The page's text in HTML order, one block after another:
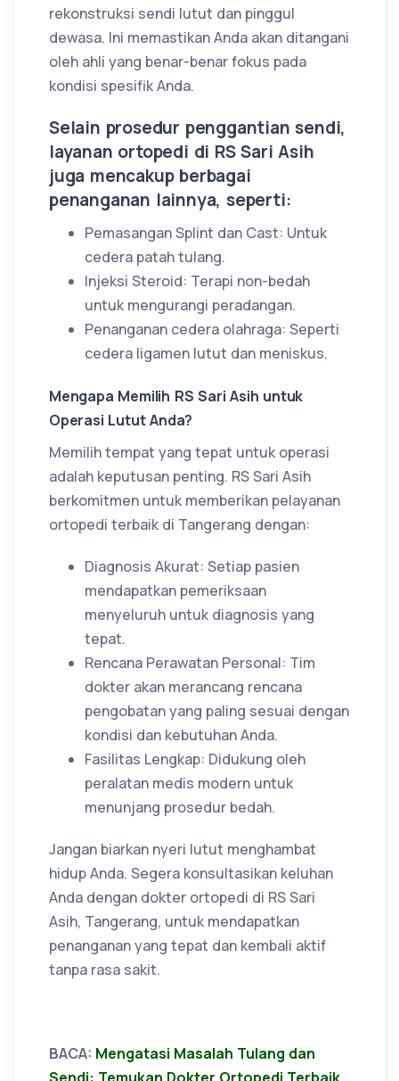
rekonstruksi sendi lutut dan pinggul
dewasa. Ini memastikan Anda akan ditangani
oleh ahli yang benar-benar fokus pada
kondisi spesifik Anda.
Selain prosedur penggantian sendi,
layanan ortopedi di RS Sari Asih
juga mencakup berbagai
penanganan lainnya, seperti:
Pemasangan Splint dan Cast: Untuk
cedera patah tulang.
Injeksi Steroid: Terapi non-bedah
untuk mengurangi peradangan.
Penanganan cedera olahraga: Seperti
cedera ligamen lutut dan meniskus.
Mengapa Memilih RS Sari Asih untuk
Operasi Lutut Anda?
Memilih tempat yang tepat untuk operasi
adalah keputusan penting. RS Sari Asih
berkomitmen untuk memberikan pelayanan
ortopedi terbaik di Tangerang dengan:
Diagnosis Akurat: Setiap pasien
mendapatkan pemeriksaan
menyeluruh untuk diagnosis yang
tepat.
Rencana Perawatan Personal: Tim
dokter akan merancang rencana
pengobatan yang paling sesuai dengan
kondisi dan kebutuhan Anda.
Fasilitas Lengkap: Didukung oleh
peralatan medis modern untuk
menunjang prosedur bedah.
Jangan biarkan nyeri lutut menghambat
hidup Anda. Segera konsultasikan keluhan
Anda dengan dokter ortopedi di RS Sari
Asih, Tangerang, untuk mendapatkan
penanganan yang tepat dan kembali aktif
tanpa rasa sakit.
BACA: Mengatasi Masalah Tulang dan